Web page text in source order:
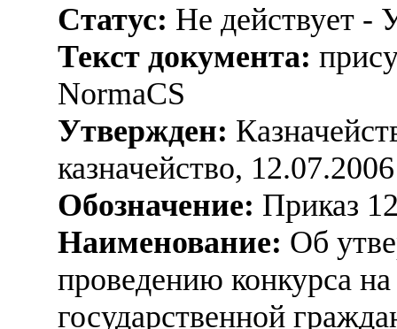
Статус: Не действует -
Текст документа:
NormaCS
Утвержден:
казначейство, 12.07.2006
Обозначение: Приказ
Наименование: Об
проведению конкурса
государственной